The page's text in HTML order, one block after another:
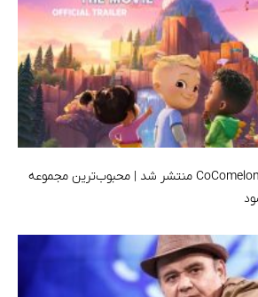
اولین تریلر CoComelon: The Movie منتشر شد | محبوب‌ترین مجموعه